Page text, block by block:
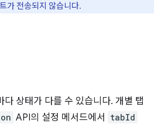
가 전송되지 않습니다.
다 상태가 다를 수 있습니다. 개별 탭
API의 설정 메서드에서 tabId